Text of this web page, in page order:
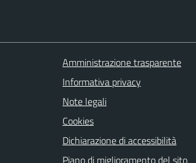
Amministrazione trasparente
Informativa privacy
Note legali
Cookies
Dichiarazione di accessibilità